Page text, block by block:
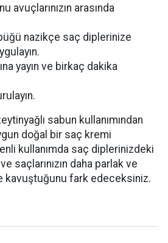
avuçlarınızın arasında
nazikçe saç diplerinize
yayın ve birkaç dakika
sabun kullanımından
doğal bir saç kremi
kullanımda saç diplerinizdeki
saçlarınızın daha parlak ve
kavuştuğunu fark edeceksiniz.